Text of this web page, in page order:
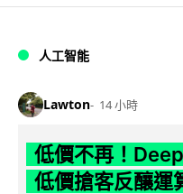
人工智能
Lawton 14 小時
低價不再！
低價搶客反釀運